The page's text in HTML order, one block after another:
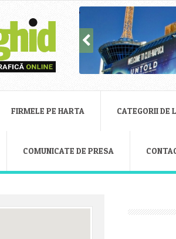
FIRMELE PE HARTA CATEGORII DE
COMUNICATE DE PRESA